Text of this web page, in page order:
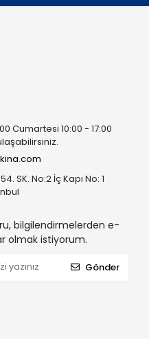
Cumartesi 10:00 - 17:00
SK. No:2 İç Kapı No: 1
bilgilendirmelerden e-
olmak istiyorum.
Gönder